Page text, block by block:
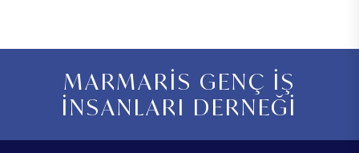
MARMARİS GENÇ İŞ
İNSANLARI DERNEĞİ